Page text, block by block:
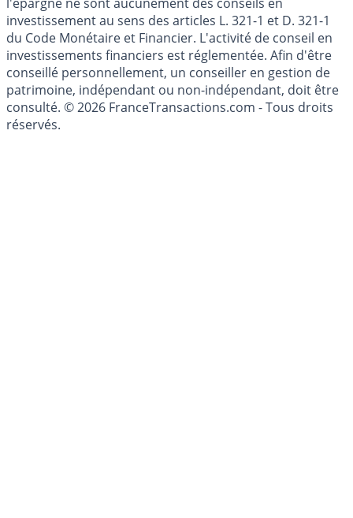
Les articles et commentaires publiés sur le guide de
l'épargne ne sont aucunement des conseils en
investissement au sens des articles L. 321-1 et D. 321-1
du Code Monétaire et Financier. L'activité de conseil en
investissements financiers est réglementée. Afin d'être
conseillé personnellement, un conseiller en gestion de
patrimoine, indépendant ou non-indépendant, doit être
consulté. © 2026 FranceTransactions.com - Tous droits